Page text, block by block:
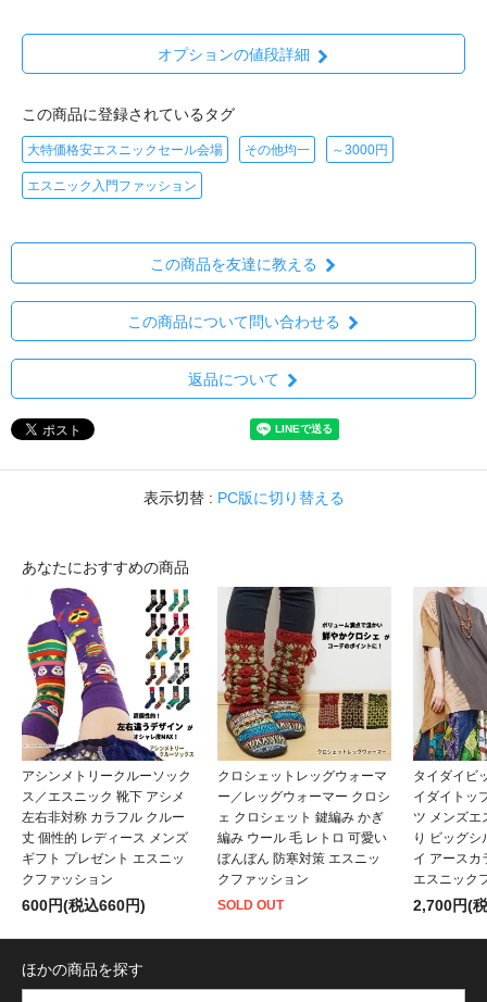
オプションの値段詳細
この商品に登録されているタグ
大特価格安エスニックセール会場 その他均一 ～3000円
エスニック入門ファッション
この商品を友達に教える
この商品について問い合わせる
返品について
表示切替 : PC版に切り替える
あなたにおすすめの商品
アシンメトリークルーソック
ス／エスニック 靴下 アシメ
左右非対称 カラフル クルー
丈 個性的 レディース メンズ
ギフト プレゼント エスニッ
クファッション
600円(税込660円)
クロシェットレッグウォーマ
ー／レッグウォーマー クロシ
ェ クロシェット 鍵編み かぎ
編み ウール 毛 レトロ 可愛い
ぼんぼん 防寒対策 エスニッ
クファッション
SOLD OUT
タイダイビ
イダイトッ
ツ メンズエ
り ビッグシ
イ アースカ
エスニック
2,700円(
ほかの商品を探す